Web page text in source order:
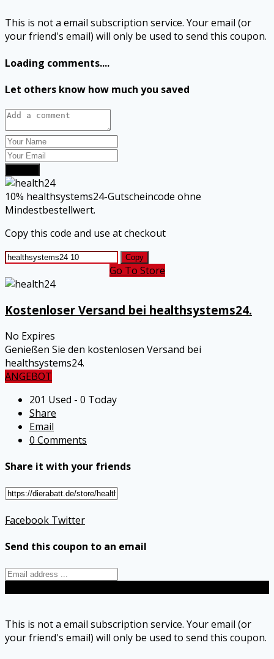
This is not a email subscription service. Your email (or
your friend's email) will only be used to send this coupon.
Loading comments....
Let others know how much you saved
10% healthsystems24-Gutscheincode ohne
Mindestbestellwert.
Copy this code and use at checkout
Copy
Go To Store
Kostenloser Versand bei healthsystems24.
No Expires
Genießen Sie den kostenlosen Versand bei
healthsystems24.
ANGEBOT
201 Used - 0 Today
Share
Email
0 Comments
Share it with your friends
Facebook Twitter
Send this coupon to an email
This is not a email subscription service. Your email (or
your friend's email) will only be used to send this coupon.